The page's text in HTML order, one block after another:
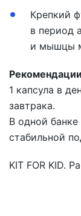
Крепкий
в период
и мышцы
1 капсула в
завтрака.
В одной
стабильной
KIT FOR KID.